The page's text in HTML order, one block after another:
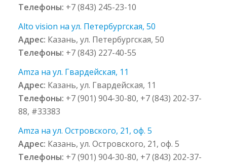
Телефоны: +7 (843) 245-23-10
Alto vision на ул. Петербургская, 50
Адрес: Казань, ул. Петербургская, 50
Телефоны: +7 (843) 227-40-55
Amza на ул. Гвардейская, 11
Адрес: Казань, ул. Гвардейская, 11
Телефоны: +7 (901) 904-30-80, +7 (843) 202-37-
88, #33383
Amza на ул. Островского, 21, оф. 5
Адрес: Казань, ул. Островского, 21, оф. 5
Телефоны: +7 (901) 904-30-80, +7 (843) 202-37-